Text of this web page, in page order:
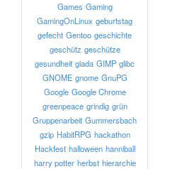
Games Gaming
GamingOnLinux geburtstag
gefecht Gentoo geschichte
geschütz geschütze
gesundheit giada GIMP glibc
GNOME gnome GnuPG
Google Google Chrome
greenpeace grindig grün
Gruppenarbeit Gummersbach
gzip HabitRPG hackathon
Hackfest halloween hanniball
harry potter herbst hierarchie